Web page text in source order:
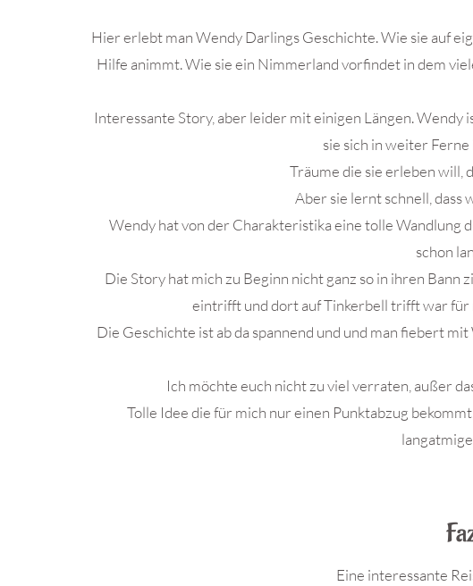
Hier erlebt man Wendy Darlings Geschichte. Wie sie auf
Hilfe animmt. Wie sie ein Nimmerland vorfindet in dem
Interessante Story, aber leider mit einigen Längen. Wendy
sie sich in weiter
Träume die sie erleben will,
Aber sie lernt schnell, dass
Wendy hat von der Charakteristika eine tolle Wandlung
schon
Die Story hat mich zu Beginn nicht ganz so in ihren
eintrifft und dort auf Tinkerbell trifft war
Die Geschichte ist ab da spannend und und man fiebert
Ich möchte euch nicht zu viel verraten, außer
Tolle Idee die für mich nur einen Punktabzug
Eine interessante